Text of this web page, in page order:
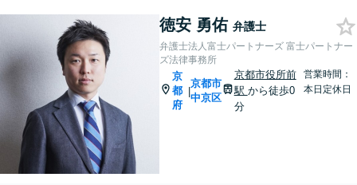
徳安 勇佑 弁護士
弁護士法人富士パートナーズ 富士パートナー
ズ法律事務所
京
都
府
|
京都市
中京区
京都市役所前
駅 から徒歩0
分
営業時間：
本日定休日